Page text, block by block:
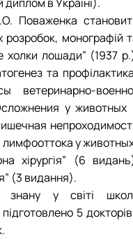
в Україні).
Поваженка
монографій
холки лошади” (1937
та
ветеринарно-
у животных
лимфооттока у
хірургія” (6
(3 видання).
знану у світі
5 докторів